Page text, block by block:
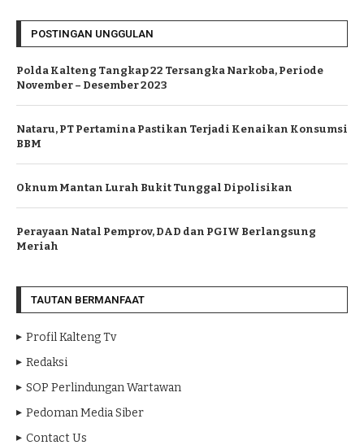
POSTINGAN UNGGULAN
Polda Kalteng Tangkap 22 Tersangka Narkoba, Periode
November – Desember 2023
Nataru, PT Pertamina Pastikan Terjadi Kenaikan Konsumsi
BBM
Oknum Mantan Lurah Bukit Tunggal Dipolisikan
Perayaan Natal Pemprov, DAD dan PGIW Berlangsung
Meriah
TAUTAN BERMANFAAT
Profil Kalteng Tv
Redaksi
SOP Perlindungan Wartawan
Pedoman Media Siber
Contact Us